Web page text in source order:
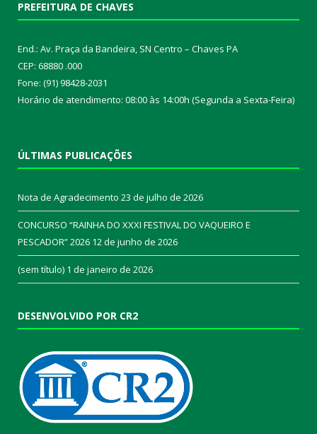
PREFEITURA DE CHAVES
End.: Av. Praça da Bandeira, SN Centro – Chaves PA
CEP: 68880 .000
Fone: (91) 98428-2031
Horário de atendimento: 08:00 às 14:00h (Segunda a Sexta-Feira)
ÚLTIMAS PUBLICAÇÕES
Nota de Agradecimento 23 de julho de 2026
CONCURSO “RAINHA DO XXXI FESTIVAL DO VAQUEIRO E
PESCADOR” 2026 12 de junho de 2026
(sem título) 1 de janeiro de 2026
DESENVOLVIDO POR CR2